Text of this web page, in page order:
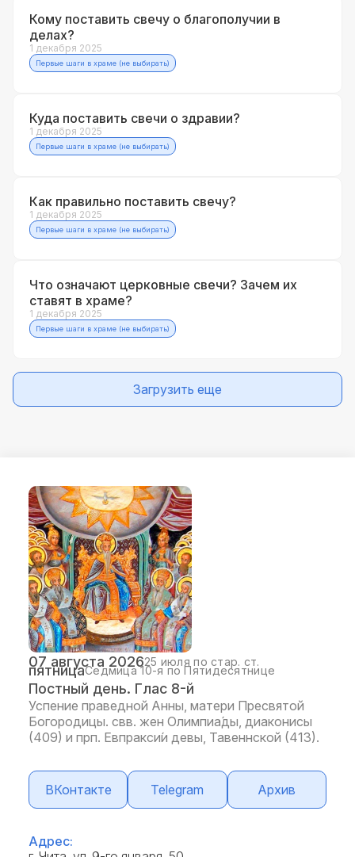
Кому поставить свечу о благополучии в
делах?
1 декабря 2025
Первые шаги в храме (не выбирать)
Куда поставить свечи о здравии?
1 декабря 2025
Первые шаги в храме (не выбирать)
Как правильно поставить свечу?
1 декабря 2025
Первые шаги в храме (не выбирать)
Что означают церковные свечи? Зачем их
ставят в храме?
1 декабря 2025
Первые шаги в храме (не выбирать)
Загрузить еще
07 августа 202625 июля по стар. ст.
пятницаСедмица 10-я по Пятидесятнице
Постный день. Глас 8-й
Успение праведной Анны, матери Пресвятой
Богородицы. свв. жен Олимпиа́ды, диаконисы
(409) и прп. Евпракси́и девы, Тавеннской (413).
ВКонтакте Telegram Архив
Адрес: